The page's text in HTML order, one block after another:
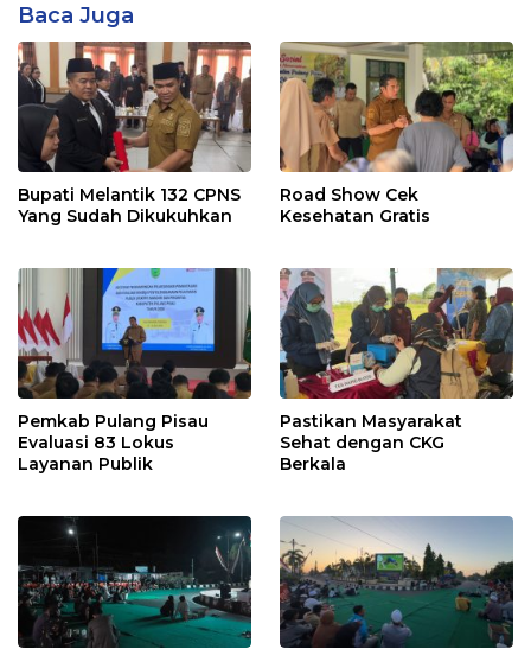
Baca Juga
Bupati Melantik 132 CPNS
Yang Sudah Dikukuhkan
Road Show Cek
Kesehatan Gratis
Pemkab Pulang Pisau
Evaluasi 83 Lokus
Layanan Publik
Pastikan Masyarakat
Sehat dengan CKG
Berkala